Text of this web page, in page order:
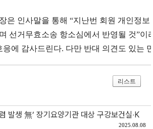
은 인사말을 통해 “지난번 회원 개인정
선거무효소송 항소심에서 반영될 것”
응에 감사드린다. 다만 반대 의견도 있는
리스트
발생 無’ 장기요양기관 대상 구강보건실‧K
2025.08.08